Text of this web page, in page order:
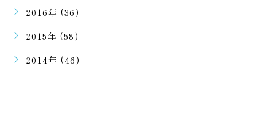
2016年 (36)
2015年 (58)
2014年 (46)